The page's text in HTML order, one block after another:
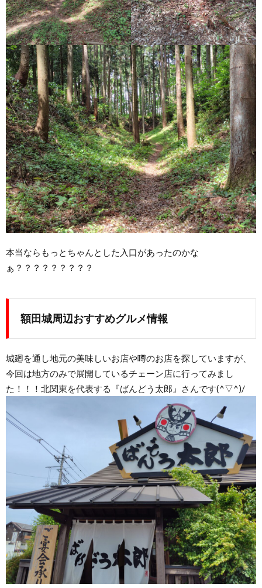
本当ならもっとちゃんとした入口があったのかな
ぁ？？？？？？？？？
額田城周辺おすすめグルメ情報
城廻を通し地元の美味しいお店や噂のお店を探していますが、
今回は地方のみで展開しているチェーン店に行ってみまし
た！！！北関東を代表する『ばんどう太郎』さんです(^▽^)/